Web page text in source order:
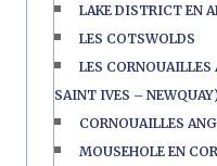
LAKE DISTRICT EN
LES COTSWOLDS
LES
SAINT IVES –
CORNOUAILLES
MOUSEHOLE EN